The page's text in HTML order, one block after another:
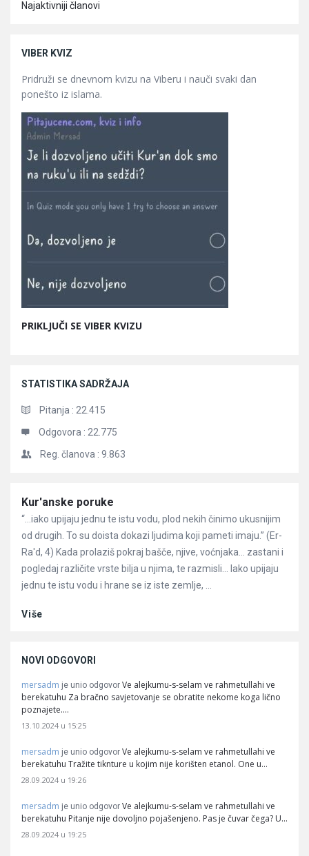
Najaktivniji članovi
VIBER KVIZ
Pridruži se dnevnom kvizu na Viberu i nauči svaki dan
ponešto iz islama.
PRIKLJUČI SE VIBER KVIZU
STATISTIKA SADRŽAJA
Pitanja : 22.415
Odgovora : 22.775
Reg. članova : 9.863
Članci
Kur'anske poruke
“…iako upijaju jednu te istu vodu, plod nekih činimo ukusnijim
od drugih. To su doista dokazi ljudima koji pameti imaju.” (Er-
Ra'd, 4) Kada prolaziš pokraj bašče, njive, voćnjaka… zastani i
pogledaj različite vrste bilja u njima, te razmisli… Iako upijaju
jednu te istu vodu i hrane se iz iste zemlje, ...
Više
NOVI ODGOVORI
mersadm je unio odgovor Ve alejkumu-s-selam ve rahmetullahi ve
berekatuhu Za bračno savjetovanje se obratite nekome koga lično
poznajete.…
13.10.2024 u 15:25
mersadm je unio odgovor Ve alejkumu-s-selam ve rahmetullahi ve
berekatuhu Tražite tiknture u kojim nije korišten etanol. One u…
28.09.2024 u 19:26
mersadm je unio odgovor Ve alejkumu-s-selam ve rahmetullahi ve
berekatuhu Pitanje nije dovoljno pojašenjeno. Pas je čuvar čega? U…
28.09.2024 u 19:25